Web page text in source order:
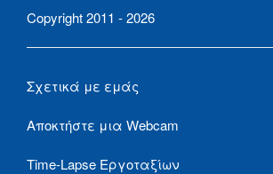
Copyright 2011 - 2026
Σχετικά με εμάς
Αποκτήστε μια Webcam
Time-Lapse Εργοταξίων